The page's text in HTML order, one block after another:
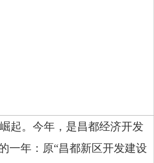
。今年，是昌都经济开发
一年：原“昌都新区开发建设